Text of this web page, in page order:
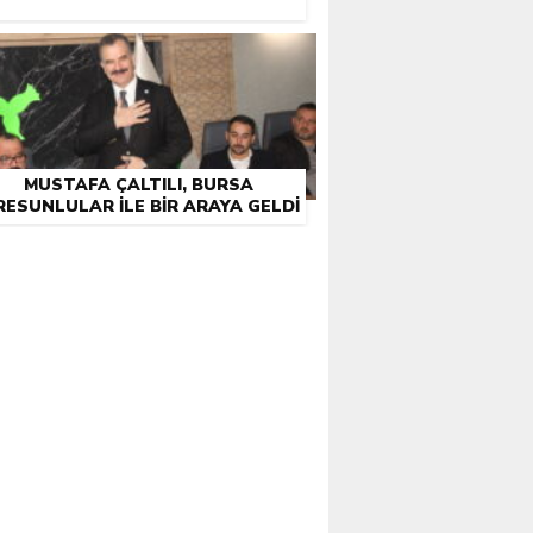
MUSTAFA ÇALTILI, BURSA
İLE BIR ARAYA GELDI